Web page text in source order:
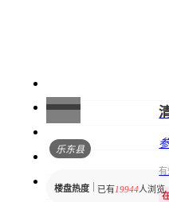
乐东县
有
楼盘热度 已有19944人浏览